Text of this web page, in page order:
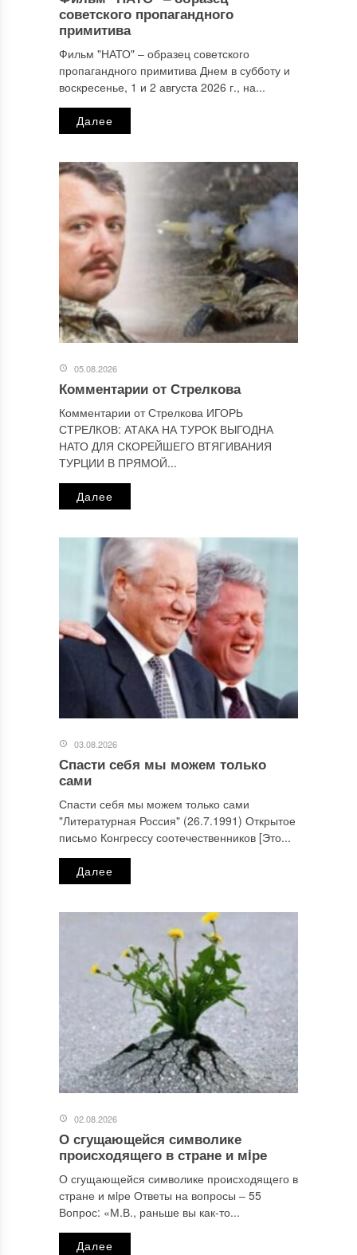
Этот сайт использует Akismet для борьбы со спамом.
Узнайте, как обрабатываются ваши данные комментариев
персональных данных.
советского пропагандного
примитива
Фильм "НАТО" ‒ образец советского
пропагандного примитива Днем в субботу и
воскресенье, 1 и 2 августа 2026 г., на...
Далее
05.08.2026
Комментарии от Стрелкова
Комментарии от Стрелкова ИГОРЬ
СТРЕЛКОВ: АТАКА НА ТУРОК ВЫГОДНА
НАТО ДЛЯ СКОРЕЙШЕГО ВТЯГИВАНИЯ
ТУРЦИИ В ПРЯМОЙ...
Далее
03.08.2026
Спасти себя мы можем только
сами
Спасти себя мы можем только сами
"Литературная Россия" (26.7.1991) Открытое
письмо Конгрессу соотечественников [Это...
Далее
02.08.2026
О сгущающейся символике
происходящего в стране и мiре
О сгущающейся символике происходящего в
стране и мiре Ответы на вопросы ‒ 55
Вопрос: «М.В., раньше вы как-то...
Далее